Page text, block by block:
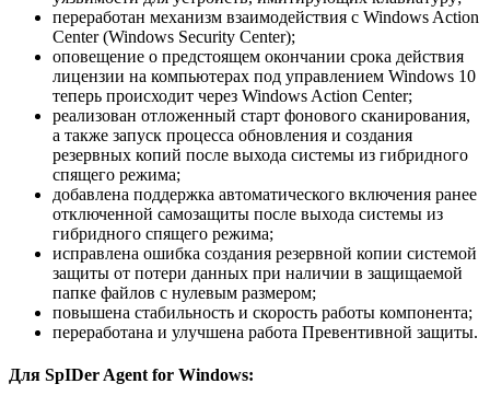
переработан механизм взаимодействия с Windows Action
Center (Windows Security Center);
оповещение о предстоящем окончании срока действия
лицензии на компьютерах под управлением Windows 10
теперь происходит через Windows Action Center;
реализован отложенный старт фонового сканирования,
а также запуск процесса обновления и создания
резервных копий после выхода системы из гибридного
спящего режима;
добавлена поддержка автоматического включения ранее
отключенной самозащиты после выхода системы из
гибридного спящего режима;
исправлена ошибка создания резервной копии системой
защиты от потери данных при наличии в защищаемой
папке файлов с нулевым размером;
повышена стабильность и скорость работы компонента;
переработана и улучшена работа Превентивной защиты.
Для SpIDer Agent for Windows: